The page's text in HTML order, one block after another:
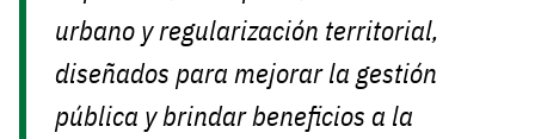
urbano y regularización territorial,
diseñados para mejorar la gestión
pública y brindar beneficios a la